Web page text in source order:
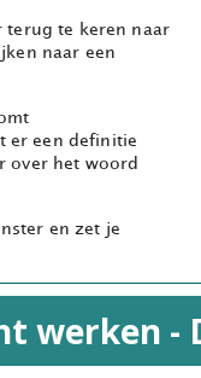
terug te keren naar
naar een
er een definitie
over het woord
en zet je